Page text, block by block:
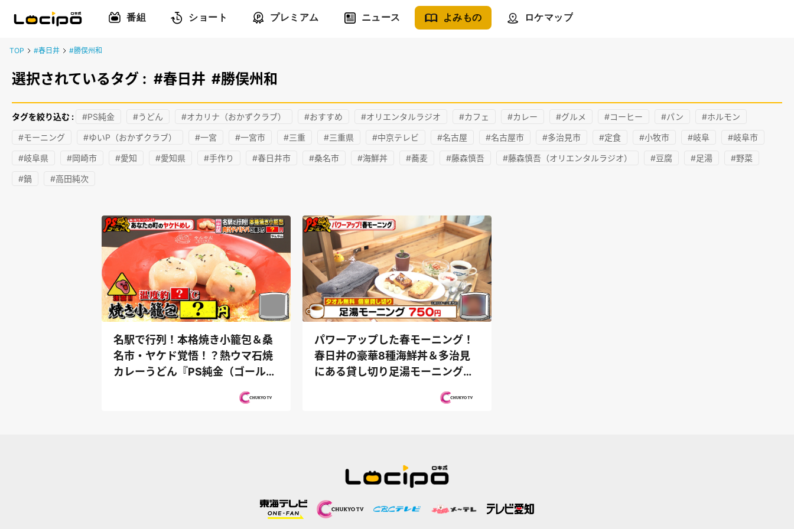
番組 ショート プレミアム ニュース よみもの ロケマップ
TOP #春日井 #勝俣州和
選択されているタグ : #春日井 #勝俣州和
タグを絞り込む : #PS純金 #うどん #オカリナ（おかずクラブ） #おすすめ #オリエンタルラジオ #カフェ #カレー #グルメ #コーヒー #パン #ホルモン
#モーニング #ゆいP（おかずクラブ） #一宮 #一宮市 #三重 #三重県 #中京テレビ #名古屋 #名古屋市 #多治見市 #定食 #小牧市 #岐阜 #岐阜市
#岐阜県 #岡崎市 #愛知 #愛知県 #手作り #春日井市 #桑名市 #海鮮丼 #蕎麦 #藤森慎吾 #藤森慎吾（オリエンタルラジオ） #豆腐 #足湯 #野菜
#鍋 #高田純次
名駅で行列！本格焼き小籠包＆桑
名市・ヤケド覚悟！？熱ウマ石焼
カレーうどん『PS純金（ゴール
パワーアップした春モーニング！
春日井の豪華8種海鮮丼＆多治見
にある貸し切り足湯モーニング